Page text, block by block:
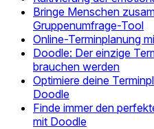
Bringe Menschen
Gruppenumfrage-Tool
Online-Terminplanung
Doodle: Der einzige
brauchen werden
Optimiere deine
Doodle
Finde immer den
mit Doodle